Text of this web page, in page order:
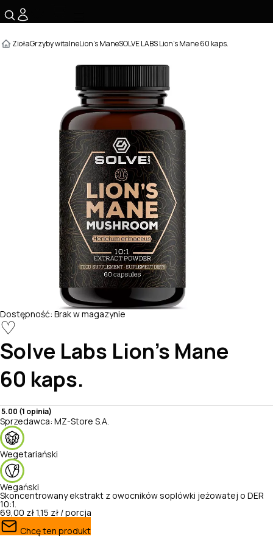
ZiołaGrzyby witalneLion's ManeSOLVE LABS Lion’s Mane 60 kaps.
Dostępność: Brak w magazynie
♡
Solve Labs Lion's Mane
60 kaps.
5.00 (1 opinia)
Sprzedawca: MZ-Store S.A.
Wegetariański
Wegański
Skoncentrowany ekstrakt z owocników soplówki jeżowatej o DER
10:1.
69,00 zł 1,15 zł / porcja
Chcę ten produkt